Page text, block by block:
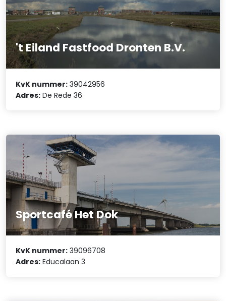
't Eiland Fastfood Dronten B.V.
KvK nummer: 39042956
Adres: De Rede 36
Sportcafé Het Dok
KvK nummer: 39096708
Adres: Educalaan 3